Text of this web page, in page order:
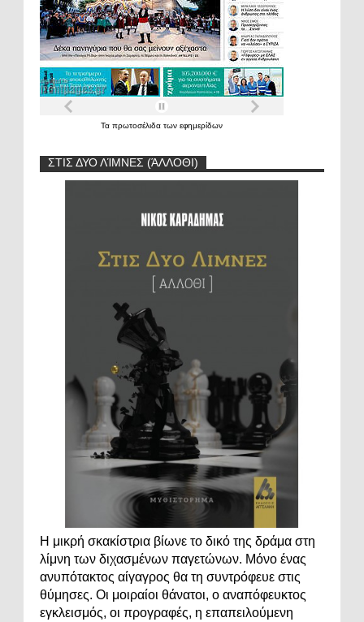
Τα πρωτοσέλιδα των εφημερίδων
ΣΤΙΣ ΔΥΟ ΛΊΜΝΕΣ (ΆΛΛΟΘΙ)
Η μικρή σκακίστρια βίωνε το δικό της δράμα στη
λίμνη των διχασμένων παγετώνων. Μόνο ένας
ανυπότακτος αίγαγρος θα τη συντρόφευε στις
θύμησες. Οι μοιραίοι θάνατοι, ο αναπόφευκτος
εγκλεισμός, οι προγραφές, η επαπειλούμενη